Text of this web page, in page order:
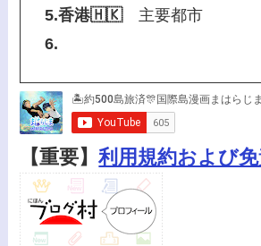
5.香港🇭🇰主要都市
6.
【重要】利用規約および